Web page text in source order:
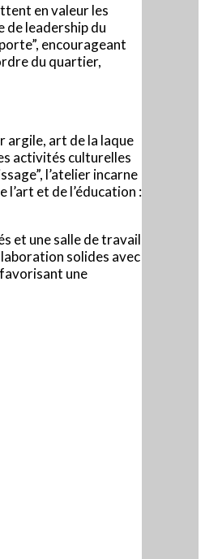
en valeur les
leadership du
encourageant
du quartier,
argile, art de la laque
activités culturelles
l’atelier incarne
et de l’éducation :
et une salle de travail
solides avec
une